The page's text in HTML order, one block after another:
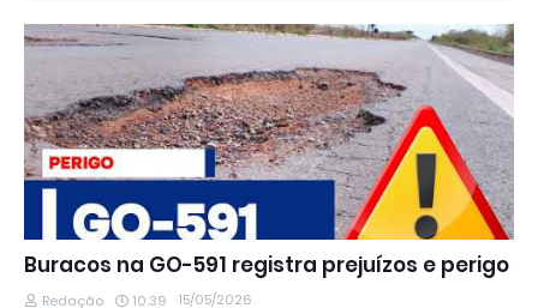
Buracos na GO-591 registra prejuízos e perigo
Redação 10:39 15/05/2026